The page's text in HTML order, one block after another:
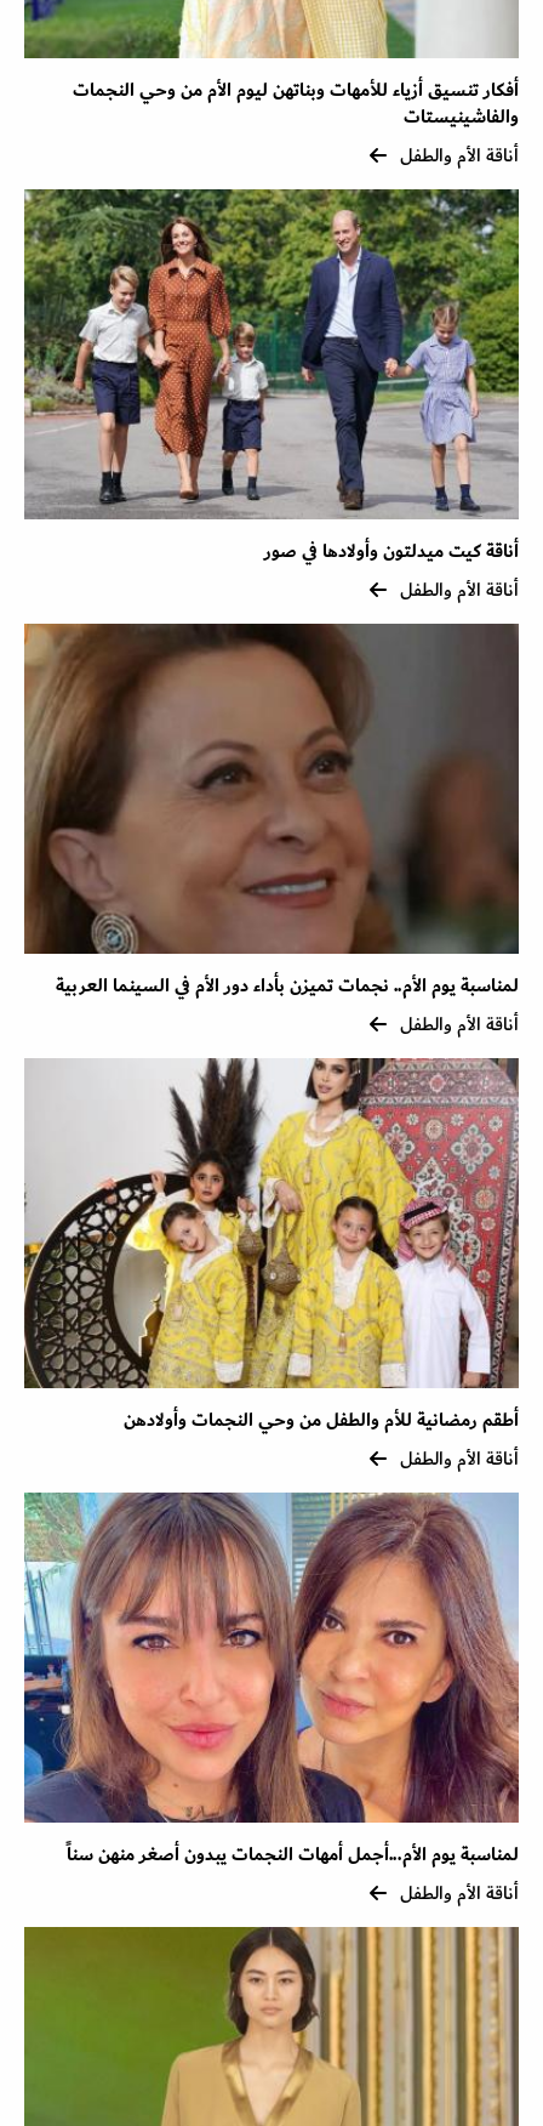
أفكار تنسيق أزياء للأمهات وبناتهن ليوم الأم من وحي النجمات
والفاشينيستات
أناقة الأم والطفل
أناقة كيت ميدلتون وأولادها في صور
أناقة الأم والطفل
لمناسبة يوم الأم.. نجمات تميزن بأداء دور الأم في السينما العربية
أناقة الأم والطفل
أطقم رمضانية للأم والطفل من وحي النجمات وأولادهن
أناقة الأم والطفل
لمناسبة يوم الأم...أجمل أمهات النجمات يبدون أصغر منهن سناً
أناقة الأم والطفل